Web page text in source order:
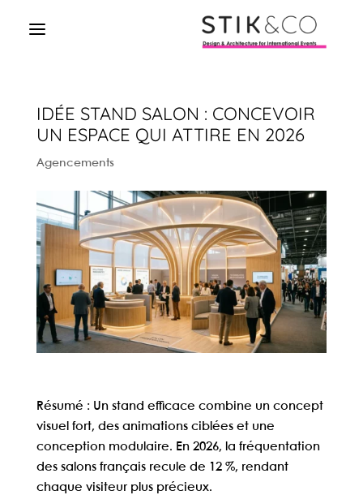
IDÉE STAND SALON : CONCEVOIR
UN ESPACE QUI ATTIRE EN 2026
Agencements
Résumé : Un stand efficace combine un concept
visuel fort, des animations ciblées et une
conception modulaire. En 2026, la fréquentation
des salons français recule de 12 %, rendant
chaque visiteur plus précieux.